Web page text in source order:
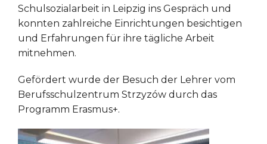
Schulsozialarbeit in Leipzig ins Gespräch und
konnten zahlreiche Einrichtungen besichtigen
und Erfahrungen für ihre tägliche Arbeit
mitnehmen.
Gefördert wurde der Besuch der Lehrer vom
Berufsschulzentrum Strzyzów durch das
Programm Erasmus+.